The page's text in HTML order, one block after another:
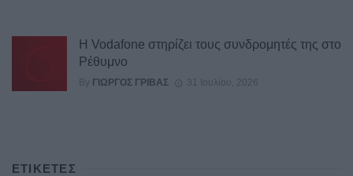
Η Vodafone στηρίζει τους συνδρομητές της στο
Ρέθυμνο
By ΓΙΏΡΓΟΣ ΓΡΊΒΑΣ 31 Ιουλίου, 2026
ΕΤΙΚΕΤΕΣ